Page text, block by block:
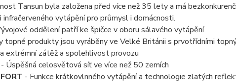
Tansun byla založena před více než 35 lety a má
vytápění pro průmysl i domácnosti.
oddělení patří ke špičce v oboru sálavého vytápění
topné produkty jsou vyráběny ve Velké Británii s prvotřídními
extrémní zátěž a spolehlivost provozu
- Úspěšná celosvětová síť ve více než 50 zemích
- Funkce krátkovlnného vytápění a technologie zlatých